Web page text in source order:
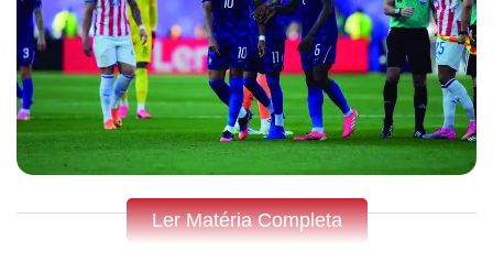
Ler Matéria Completa